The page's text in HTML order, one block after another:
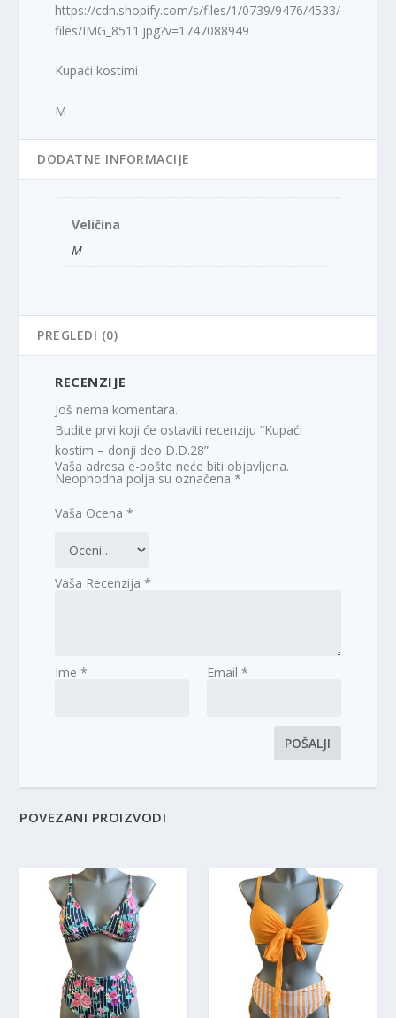
https://cdn.shopify.com/s/files/1/0739/9476/4533/
files/IMG_8511.jpg?v=1747088949
Kupaći kostimi
M
DODATNE INFORMACIJE
Veličina
M
PREGLEDI (0)
RECENZIJE
Još nema komentara.
Budite prvi koji će ostaviti recenziju “Kupaći
kostim – donji deo D.D.28”
Vaša adresa e-pošte neće biti objavljena.
Neophodna polja su označena*
Vaša Ocena*
Vaša Recenzija*
Ime* Email *
POVEZANI PROIZVODI